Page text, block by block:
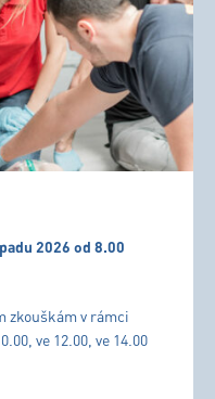
2026 od 8.00
zkouškám v rámci
ve 12.00, ve 14.00